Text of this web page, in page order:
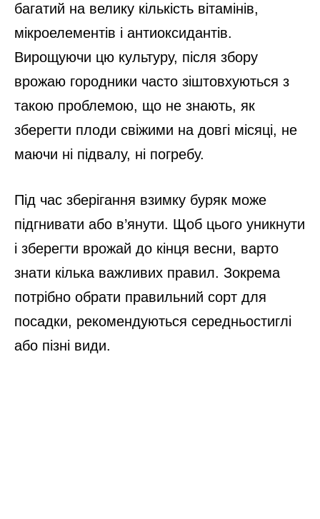
багатий на велику кількість вітамінів,
мікроелементів і антиоксидантів.
Вирощуючи цю культуру, після збору
врожаю городники часто зіштовхуються з
такою проблемою, що не знають, як
зберегти плоди свіжими на довгі місяці, не
маючи ні підвалу, ні погребу.
Під час зберігання взимку буряк може
підгнивати або в’янути. Щоб цього уникнути
і зберегти врожай до кінця весни, варто
знати кілька важливих правил. Зокрема
потрібно обрати правильний сорт для
посадки, рекомендуються середньостиглі
або пізні види.